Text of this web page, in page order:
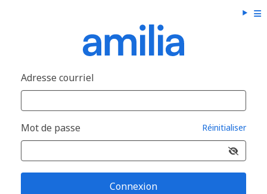
Adresse courriel
Mot de passe Réinitialiser
Connexion